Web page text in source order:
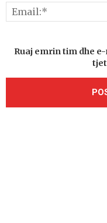
Ruaj emrin tim dhe